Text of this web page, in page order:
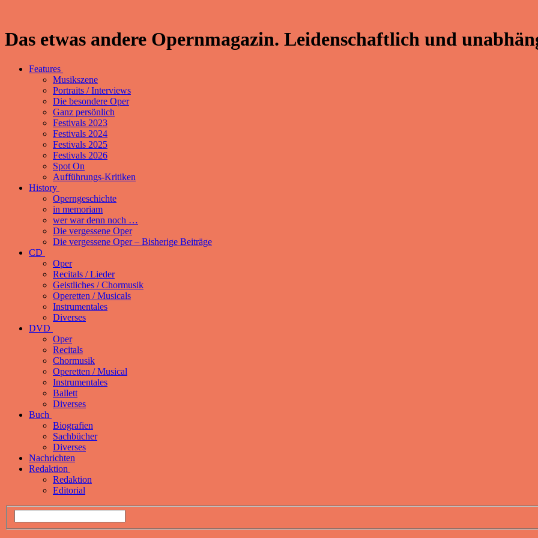
Das etwas andere Opernmagazin. Leidenschaftlich und
Features
Musikszene
Portraits / Interviews
Die besondere Oper
Ganz persönlich
Festivals 2023
Festivals 2024
Festivals 2025
Festivals 2026
Spot On
Aufführungs-Kritiken
History
Operngeschichte
in memoriam
wer war denn noch …
Die vergessene Oper
Die vergessene Oper – Bisherige Beiträge
CD
Oper
Recitals / Lieder
Geistliches / Chormusik
Operetten / Musicals
Instrumentales
Diverses
DVD
Oper
Recitals
Chormusik
Operetten / Musical
Instrumentales
Ballett
Diverses
Buch
Biografien
Sachbücher
Diverses
Nachrichten
Redaktion
Redaktion
Editorial